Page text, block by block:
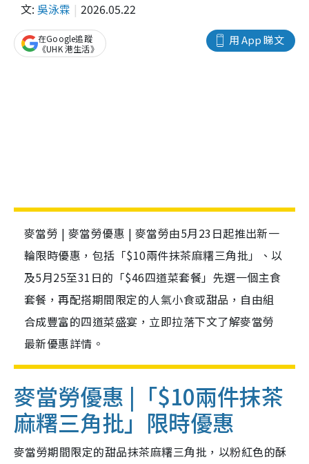
文: 吳泳霖 2026.05.22
用 App 睇文
在Google追蹤
《UHK 港生活》
麥當勞 | 麥當勞優惠 | 麥當勞由5月23日起推出新一
輪限時優惠，包括「$10兩件抹茶麻糬三角批」、以
及5月25至31日的「$46四道菜套餐」先選一個主食
套餐，再配搭期間限定的人氣小食或甜品，自由組
合成豐富的四道菜盛宴，立即拉落下文了解麥當勞
最新優惠詳情。
麥當勞優惠 |「$10兩件抹茶
麻糬三角批」限時優惠
麥當勞期間限定的甜品抹茶麻糬三角批，以粉紅色的酥